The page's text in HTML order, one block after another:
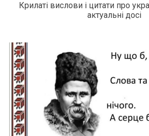
Крилаті вислови і цитати про
актуальні досі